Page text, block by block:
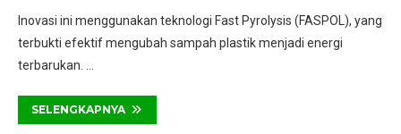
Inovasi ini menggunakan teknologi Fast Pyrolysis (FASPOL), yang
terbukti efektif mengubah sampah plastik menjadi energi
terbarukan. …
SELENGKAPNYA